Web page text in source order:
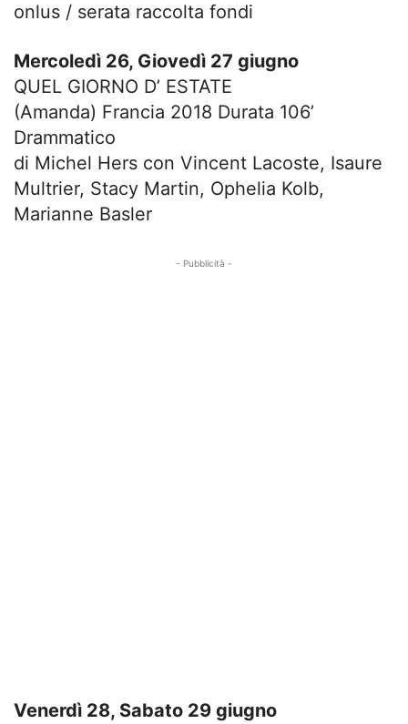
onlus / serata raccolta fondi
Mercoledì 26, Giovedì 27 giugno
QUEL GIORNO D’ ESTATE
(Amanda) Francia 2018 Durata 106’
Drammatico
di Michel Hers con Vincent Lacoste, Isaure
Multrier, Stacy Martin, Ophelia Kolb,
Marianne Basler
- Pubblicità -
Venerdì 28, Sabato 29 giugno